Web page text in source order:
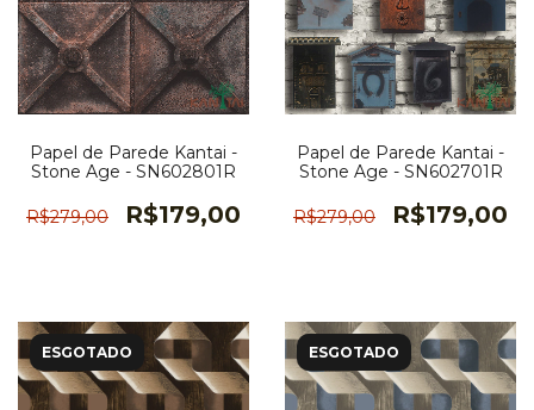
Papel de Parede Kantai -
Stone Age - SN602801R
R$279,00 R$179,00
Papel de Parede Kantai -
Stone Age - SN602701R
R$279,00 R$179,00
ESGOTADO ESGOTADO